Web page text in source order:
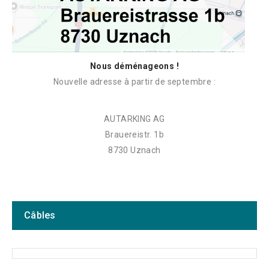
Nous déménageons !
Nouvelle adresse à partir de septembre :
AUTARKING AG
Brauereistr. 1b
8730 Uznach
Câbles